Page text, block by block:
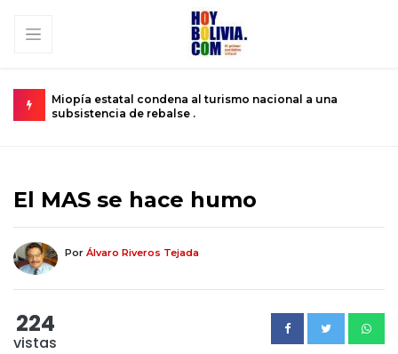
niño
Miopía estatal condena al turismo nacional a una
subsistencia de rebalse .
El MAS se hace humo
Por Álvaro Riveros Tejada
224
vistas